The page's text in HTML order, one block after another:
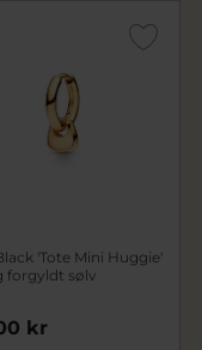
'Tote Mini Huggie'
forgyldt sølv
kr